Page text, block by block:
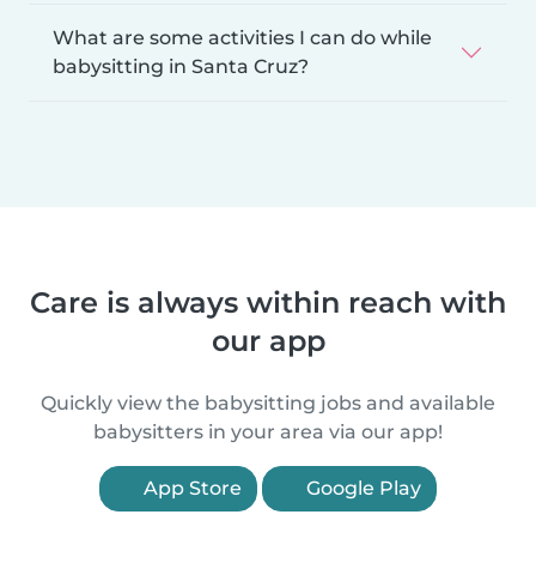
What are some activities I can do while
babysitting in Santa Cruz?
Care is always within reach with
our app
Quickly view the babysitting jobs and available
babysitters in your area via our app!
App Store Google Play